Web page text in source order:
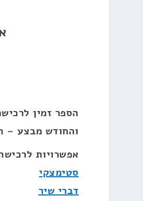
הספר זמין
והחודש מבצע –
אפשרויות
סטימצקי
דברי שיר